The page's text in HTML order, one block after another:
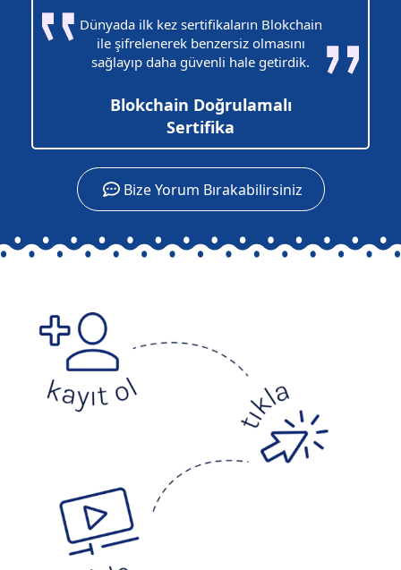
Dünyada ilk kez sertifikaların Blokchain
ile şifrelenerek benzersiz olmasını
sağlayıp daha güvenli hale getirdik.
Blokchain Doğrulamalı
Sertifika
Bize Yorum Bırakabilirsiniz